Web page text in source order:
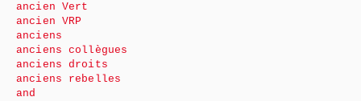
ancien Vert
ancien VRP
anciens
anciens collègues
anciens droits
anciens rebelles
and